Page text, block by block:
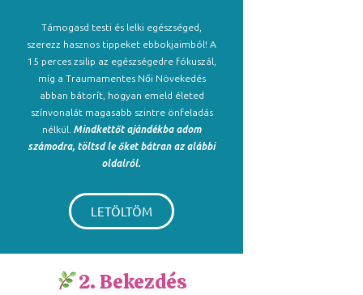
Támogasd testi és lelki egészséged,
szerezz hasznos tippeket ebbokjaimból! A
15 perces zsilip az egészségedre fókuszál,
míg a Traumamentes Női Növekedés
abban bátorít, hogyan emeld életed
színvonalát magasabb szintre önfeladás
nélkül. Mindkettőt ajándékba adom
számodra, töltsd le őket bátran az alábbi
oldalról.
LETÖLTÖM
2. Bekezdés